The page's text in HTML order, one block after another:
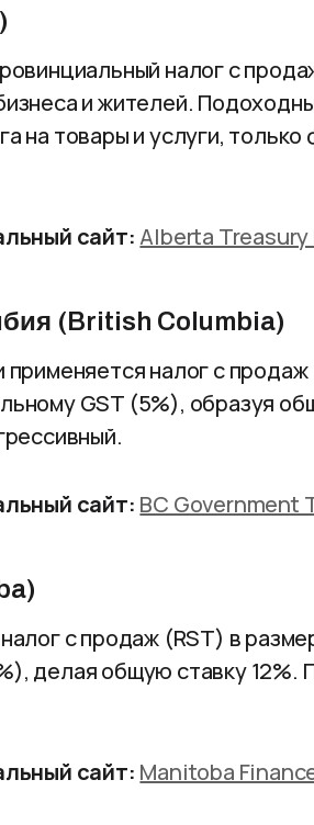
налог с
и жителей.
на товары и услуги,
сайт: Alberta Treasury
(British Columbia)
применяется налог с
GST (5%), образуя
сайт: BC Government
с продаж (RST) в
делая общую ставку 12%.
сайт: Manitoba